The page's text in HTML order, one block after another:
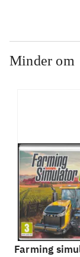
Minder om
Farming